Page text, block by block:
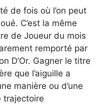
de fois où l’on peut
C’est la même
de Joueur du mois
remporté par
D’Or. Gagner le titre
que l’aiguille a
manière ou d’une
trajectoire